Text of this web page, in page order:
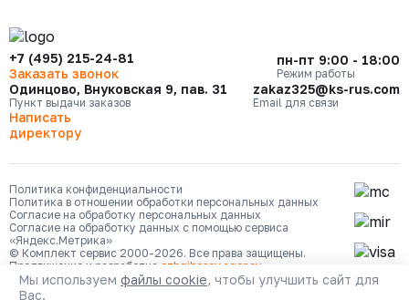
+7 (495) 215-24-81
Заказать звонок
пн-пт 9:00 - 18:00
Режим работы
Одинцово, Внуковская 9, пав. 31
Пункт выдачи заказов
zakaz325@ks-rus.com
Email для связи
Написать
директору
Политика конфиденциальности
Политика в отношении обработки персональных данных
Согласие на обработку персональных данных
Согласие на обработку данных с помощью сервиса
«Яндекс.Метрика»
© Комплект сервис 2000-2026. Все права защищены.
Продвижение и разработка ozhgibesov.agency
Мы используем файлы cookie, чтобы улучшить сайт для
Вас.